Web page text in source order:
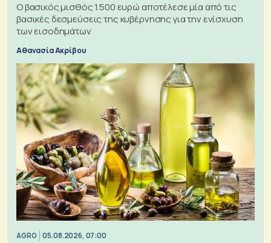
Ο βασικός μισθός 1.500 ευρώ αποτέλεσε μία από τις
βασικές δεσμεύσεις της κυβέρνησης για την ενίσχυση
των εισοδημάτων
Αθανασία Ακρίβου
AGRO 05.08.2026, 07:00